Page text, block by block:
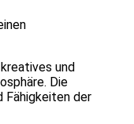
und
Die
Fähigkeiten der